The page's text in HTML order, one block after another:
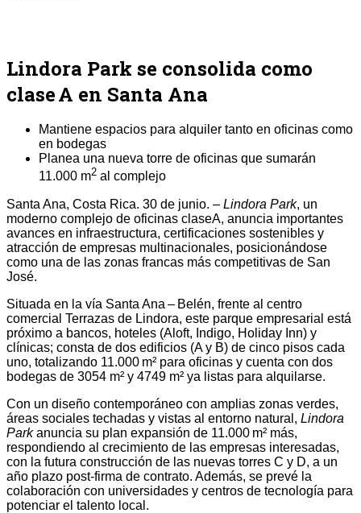
Lindora Park se consolida como
clase A en Santa Ana
Mantiene espacios para alquiler tanto en oficinas como
en bodegas
Planea una nueva torre de oficinas que sumarán
11.000 m2 al complejo
Santa Ana, Costa Rica. 30 de junio. – Lindora Park, un
moderno complejo de oficinas claseA, anuncia importantes
avances en infraestructura, certificaciones sostenibles y
atracción de empresas multinacionales, posicionándose
como una de las zonas francas más competitivas de San
José.
Situada en la vía Santa Ana – Belén, frente al centro
comercial Terrazas de Lindora, este parque empresarial está
próximo a bancos, hoteles (Aloft, Indigo, Holiday Inn) y
clínicas; consta de dos edificios (A y B) de cinco pisos cada
uno, totalizando 11.000 m² para oficinas y cuenta con dos
bodegas de 3054 m² y 4749 m² ya listas para alquilarse.
Con un diseño contemporáneo con amplias zonas verdes,
áreas sociales techadas y vistas al entorno natural, Lindora
Parkanuncia su plan expansión de 11.000 m² más,
respondiendo al crecimiento de las empresas interesadas,
con la futura construcción de las nuevas torres C y D, a un
año plazo post-firma de contrato. Además, se prevé la
colaboración con universidades y centros de tecnología para
potenciar el talento local.